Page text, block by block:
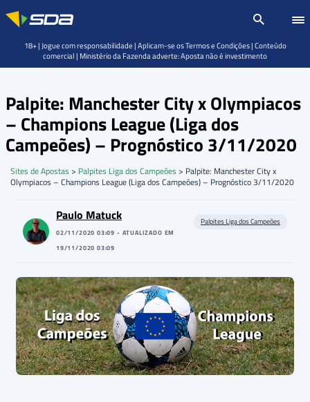
Palpite: Manchester City x Olympiacos
– Champions League (Liga dos
Campeões) – Prognóstico 3/11/2020
Sites de Apostas > Palpites Liga dos Campeões > Palpite: Manchester City x
Olympiacos – Champions League (Liga dos Campeões) – Prognóstico 3/11/2020
Paulo Matuck
02/11/2020 03:09 - ATUALIZADO EM
19/11/2020 03:09
Palpites Liga dos Campeões
18+ | Jogue com responsabilidade | Aplicam-se os Termos e Condições | Conteúdo
comercial | Ministério da Fazenda adverte: Aposta não é investimento